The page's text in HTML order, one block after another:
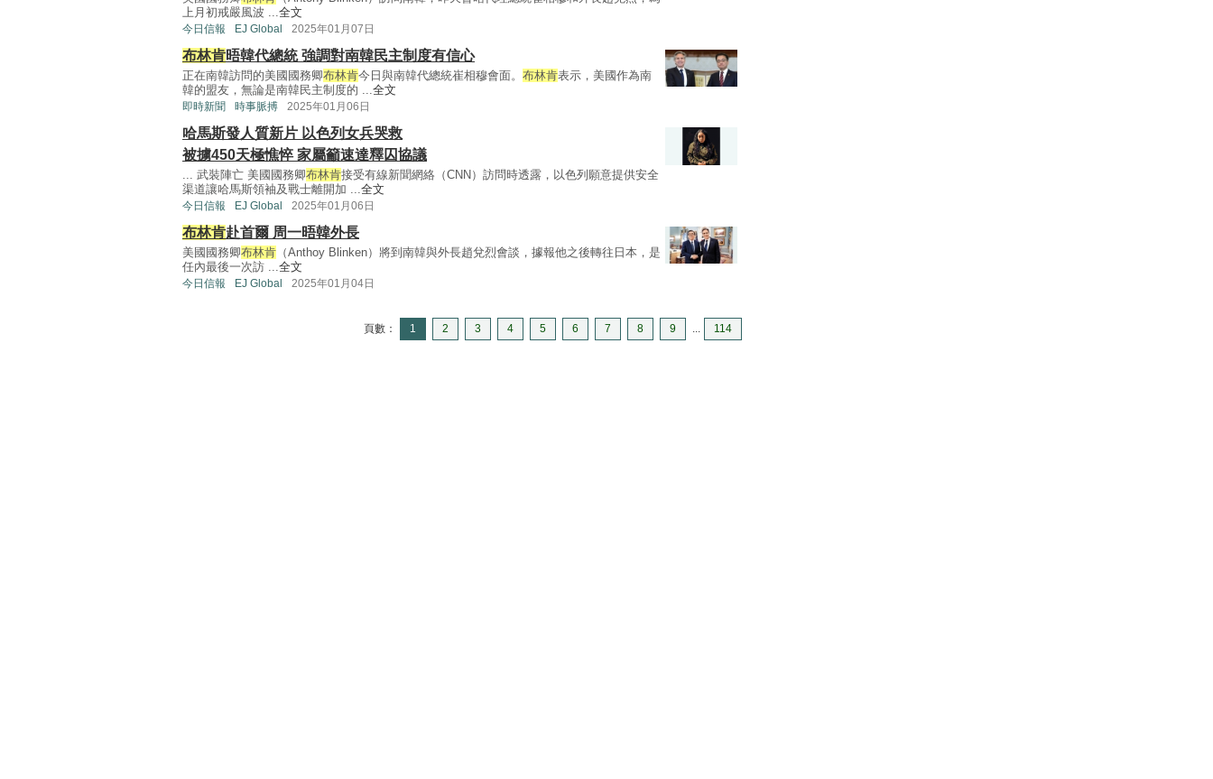
上月初戒嚴風波 ... 全文
今日信報 EJ Global 2025年01月07日
布林肯晤韓代總統 強調對南韓民主制度有信心
正在南韓訪問的美國國務卿布林肯今日與南韓代總統崔相穆會面。 布林肯表示，美國作為南
韓的盟友，無論是南韓民主制度的 ... 全文
即時新聞 時事脈搏 2025年01月06日
哈馬斯發人質新片 以色列女兵哭救
被擄450天極憔悴 家屬籲速達釋囚協議
... 武裝陣亡 美國國務卿布林肯接受有線新聞網絡（CNN）訪問時透露，以色列願意提供安全
渠道讓哈馬斯領袖及戰士離開加 ... 全文
今日信報 EJ Global 2025年01月06日
布林肯赴首爾 周一晤韓外長
美國國務卿布林肯 （Anthoy Blinken）將到南韓與外長趙兌烈會談，據報他之後轉往日本，是
任內最後一次訪 ... 全文
今日信報 EJ Global 2025年01月04日
頁數： 1 2 3 4 5 6 7 8 9 114